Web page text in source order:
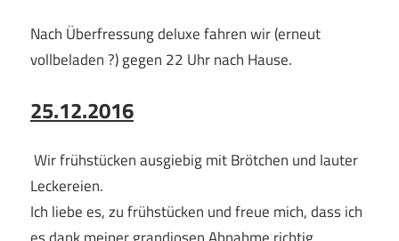
Nach Überfressung deluxe fahren wir (erneut
vollbeladen ?) gegen 22 Uhr nach Hause.
25.12.2016
Wir frühstücken ausgiebig mit Brötchen und lauter
Leckereien.
Ich liebe es, zu frühstücken und freue mich, dass ich